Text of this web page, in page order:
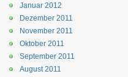
Januar 2012
Dezember 2011
November 2011
Oktober 2011
September 2011
August 2011